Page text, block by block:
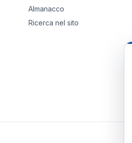
Almanacco
Ricerca nel sito